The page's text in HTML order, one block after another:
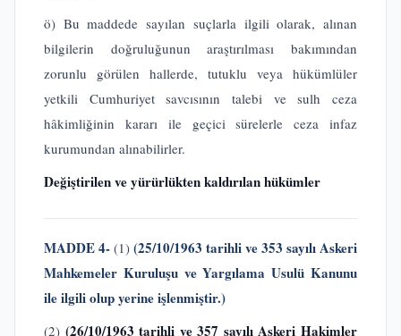
ö) Bu maddede sayılan suçlarla ilgili olarak, alınan
bilgilerin doğruluğunun araştırılması bakımından
zorunlu görülen hallerde, tutuklu veya hükümlüler
yetkili Cumhuriyet savcısının talebi ve sulh ceza
hâkimliğinin kararı ile geçici sürelerle ceza infaz
kurumundan alınabilirler.
Değiştirilen ve yürürlükten kaldırılan hükümler
MADDE 4- (1) (25/10/1963 tarihli ve 353 sayılı Askeri
Mahkemeler Kuruluşu ve Yargılama Usulü Kanunu
ile ilgili olup yerine işlenmiştir.)
(2) (26/10/1963 tarihli ve 357 sayılı Askeri Hakimler